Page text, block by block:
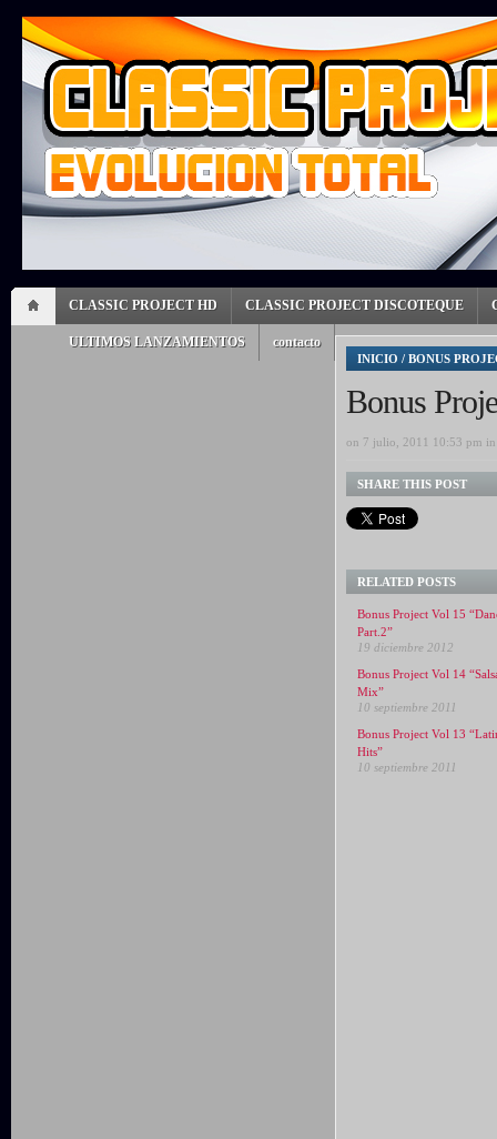
CLASSIC PROJECT HD CLASSIC PROJECT DISCOTEQUE
ULTIMOS LANZAMIENTOS contacto
INICIO / BONUS
Bonus
on 7 julio, 2011 10:53 pm
SHARE THIS POST
RELATED POSTS
Bonus Project Vol 15
Part.2”
19 diciembre 2012
Bonus Project Vol 14
Mix”
10 septiembre 2011
Bonus Project Vol 13
Hits”
10 septiembre 2011